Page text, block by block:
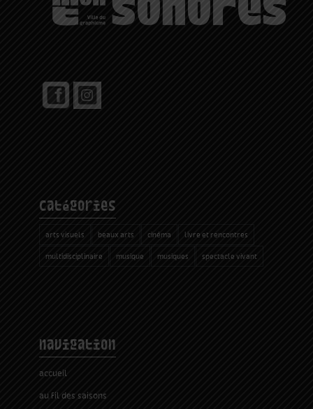
catégories
arts visuels beaux arts cinéma livre et rencontres
multidisciplinaire musique musiques spectacle vivant
navigation
accueil
au fil des saisons